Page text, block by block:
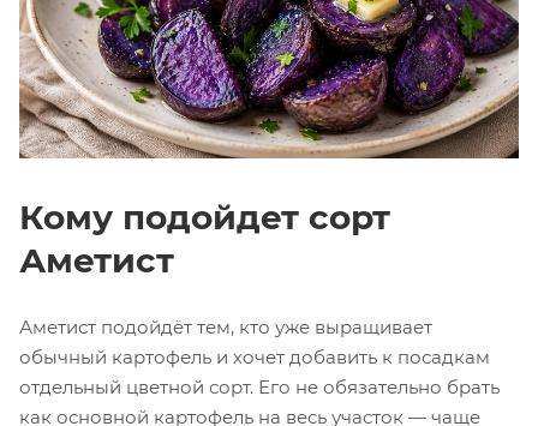
Кому подойдет сорт
Аметист
Аметист подойдёт тем, кто уже выращивает
обычный картофель и хочет добавить к посадкам
отдельный цветной сорт. Его не обязательно брать
как основной картофель на весь участок — чаще